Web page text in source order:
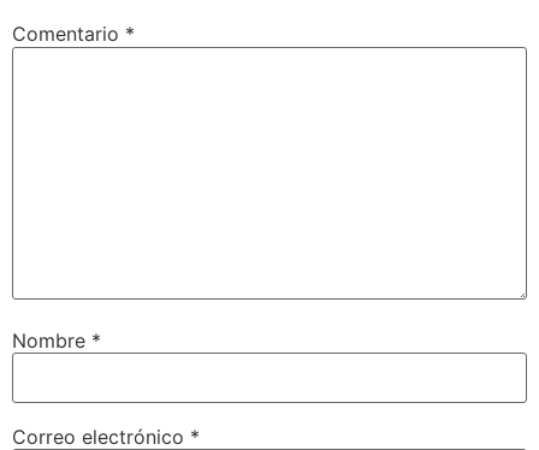
Comentario *
Nombre *
Correo electrónico *